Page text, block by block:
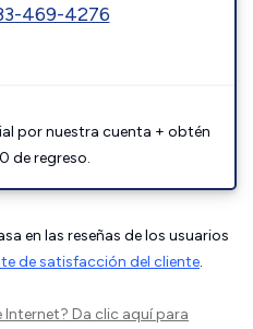
469-4276
por nuestra cuenta + obtén
de regreso.
en las reseñas de los usuarios
de satisfacción del cliente.
Internet? Da clic aquípara